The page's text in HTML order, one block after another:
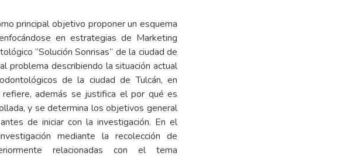
principal objetivo proponer un esquema
en estrategias de Marketing
“Solución Sonrisas” de la ciudad de
problema describiendo la situación actual
de la ciudad de Tulcán, en
además se justifica el por qué es
y se determina los objetivos general
de iniciar con la investigación. En el
mediante la recolección de
relacionadas con el tema